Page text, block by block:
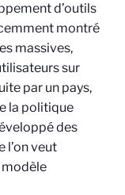
d’outils
montré
massives,
sur
par un pays,
la politique
des
l’on veut
modèle